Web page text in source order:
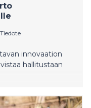
Tiedote
innovaation
hallitustaan